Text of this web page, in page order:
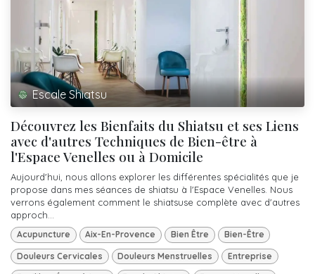
Escale Shiatsu
Découvrez les Bienfaits du Shiatsu et ses Liens
avec d'autres Techniques de Bien-être à
l'Espace Venelles ou à Domicile
Aujourd'hui, nous allons explorer les différentes spécialités que je
propose dans mes séances de shiatsu à l'Espace Venelles. Nous
verrons également comment le shiatsuse complète avec d'autres
approch...
Acupuncture Aix-En-Provence Bien Être Bien-Être
Douleurs Cervicales Douleurs Menstruelles Entreprise